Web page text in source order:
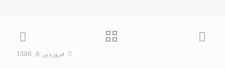
فروردین 6, 1396